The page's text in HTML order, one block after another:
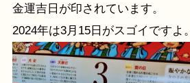
金運吉日が印されています。
2024年は3月15日がスゴイですよ。